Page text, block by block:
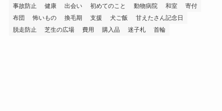
事故防止
健康 出会い 初めてのこと 動物病院 和室
寄付
布団
怖いもの 換毛期 支援 犬ご飯
甘えたさん記念日
脱走防止
芝生の広場 費用 購入品 迷子札 首輪